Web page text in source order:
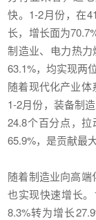
快。1-2月份，在
长，增长面为
制造业、电力热力
63.1%，均实现两
随着现代化产业体
1-2月份，装备制
24.8个百分点，
65.9%，是贡献最
随着制造业向高
也实现快速增长
8.3%转为增长